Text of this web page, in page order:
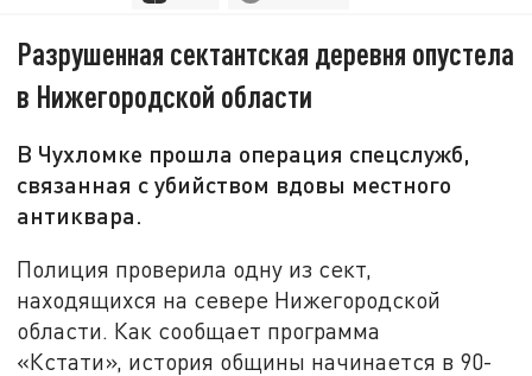
Разрушенная сектантская деревня опустела
в Нижегородской области
В Чухломке прошла операция спецслужб,
связанная с убийством вдовы местного
антиквара.
Полиция проверила одну из сект,
находящихся на севере Нижегородской
области. Как сообщает программа
«Кстати», история общины начинается в 90-